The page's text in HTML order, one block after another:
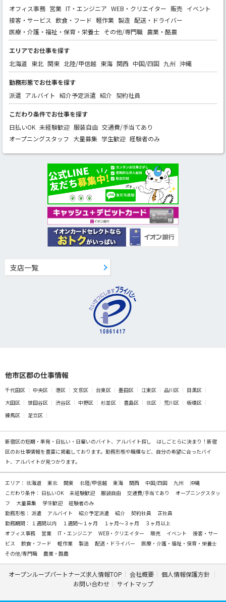
オフィス事務 営業 IT・エンジニア WEB・クリエイター 販売 イベント
接客・サービス 飲食・フード 軽作業 製造 配送・ドライバー
医療・介護・福祉・保育・栄養士 その他/専門職 農業・酪農
エリアでお仕事を探す
北海道 東北 関東 北陸/甲信越 東海 関西 中国/四国 九州 沖縄
勤務形態でお仕事を探す
派遣 アルバイト 紹介予定派遣 紹介 契約社員
こだわり条件でお仕事を探す
日払いOK 未経験歓迎 服装自由 交通費/手当てあり
オープニングスタッフ 大量募集 学生歓迎 経験者のみ
支店一覧
他市区郡の仕事情報
千代田区 中央区 港区 文京区 台東区 墨田区 江東区 品川区
目黒区
大田区
世田谷区 渋谷区 中野区 杉並区 豊島区 北区 荒川区
板橋区
練馬区
足立区
新宿区の短期・単発・日払い・日雇いのバイト、アルバイト探し
はしごとらに決まり！新宿
区のお仕事情報を豊富に掲載しております。勤務形態や職種など、自分の希望に合ったバイ
ト、アルバイトが見つかります。
エリア： 北海道 東北 関東 北陸/甲信越 東海 関西 中国/四国 九州
沖縄
こだわり条件： 日払いOK 未経験歓迎 服装自由 交通費/手当てあり
オープニングスタッ
フ
大量募集 学生歓迎
経験者のみ
勤務形態： 派遣 アルバイト 紹介予定派遣 紹介 契約社員
正社員
勤務期間： １週間以内 １週間～１ヶ月 １ヶ月～３ヶ月
３ヶ月以上
オフィス事務
営業 IT・エンジニア WEB・クリエイター 販売 イベント
接客・サー
ビス
飲食・フード 軽作業 製造 配送・ドライバー
医療・介護・福祉・保育・栄養士
その他/専門職
農業・酪農
オープンループパートナーズ求人情報TOP 会社概要
個人情報保護方針
お問い合わせ
サイトマップ